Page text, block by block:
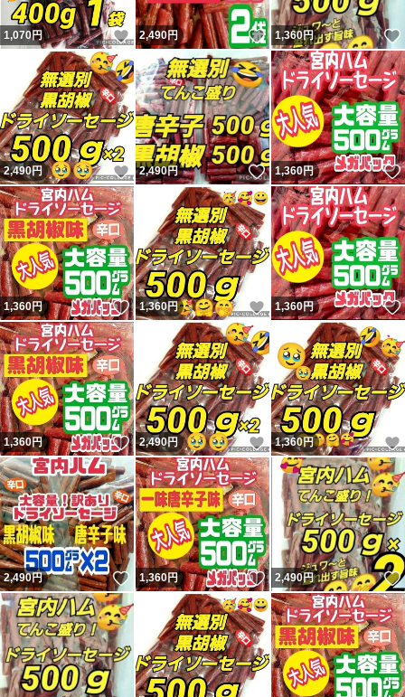
1,070円 いいね！
2,490円 いいね！
1,360円
2,490円 いいね！
2,490円 いいね！
1,360円
1,360円 いいね！
1,360円 いいね！
1,360円
1,360円 いいね！
2,490円 いいね！
1,360円
2,490円 いいね！
1,360円 いいね！
2,490円